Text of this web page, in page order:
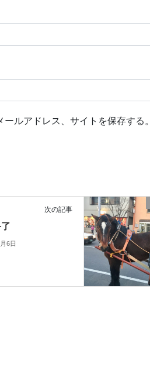
ルアドレス、サイトを保存する。
次の記事
6日